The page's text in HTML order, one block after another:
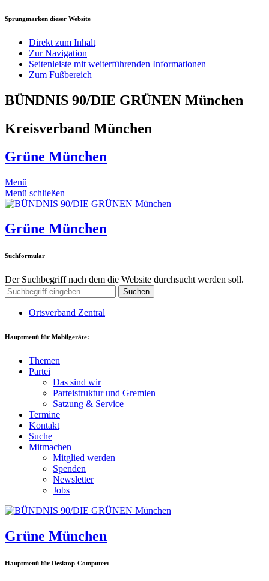
Sprungmarken dieser Website
Direkt zum Inhalt
Zur Navigation
Seitenleiste mit weiterführenden Informationen
Zum Fußbereich
BÜNDNIS 90/DIE GRÜNEN München
Kreisverband München
Grüne München
Menü
Menü schließen
Grüne München
Suchformular
Der Suchbegriff nach dem die Website durchsucht werden soll.
Suchen
Ortsverband Zentral
Hauptmenü für Mobilgeräte:
Themen
Partei
Das sind wir
Parteistruktur und Gremien
Satzung & Service
Termine
Kontakt
Suche
Mitmachen
Mitglied werden
Spenden
Newsletter
Jobs
Grüne München
Hauptmenü für Desktop-Computer: